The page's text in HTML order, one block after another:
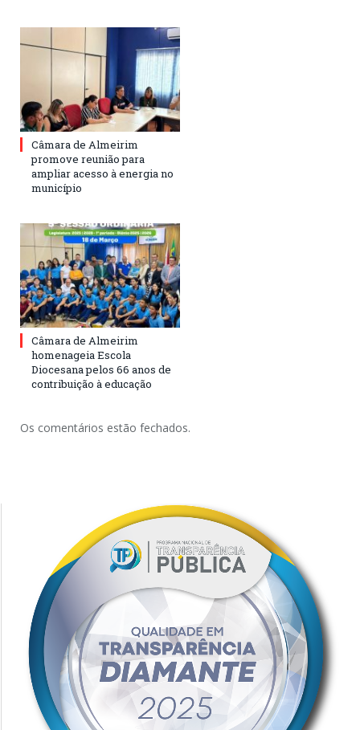
Câmara de Almeirim
promove reunião para
ampliar acesso à energia no
município
Câmara de Almeirim
homenageia Escola
Diocesana pelos 66 anos de
contribuição à educação
Os comentários estão fechados.